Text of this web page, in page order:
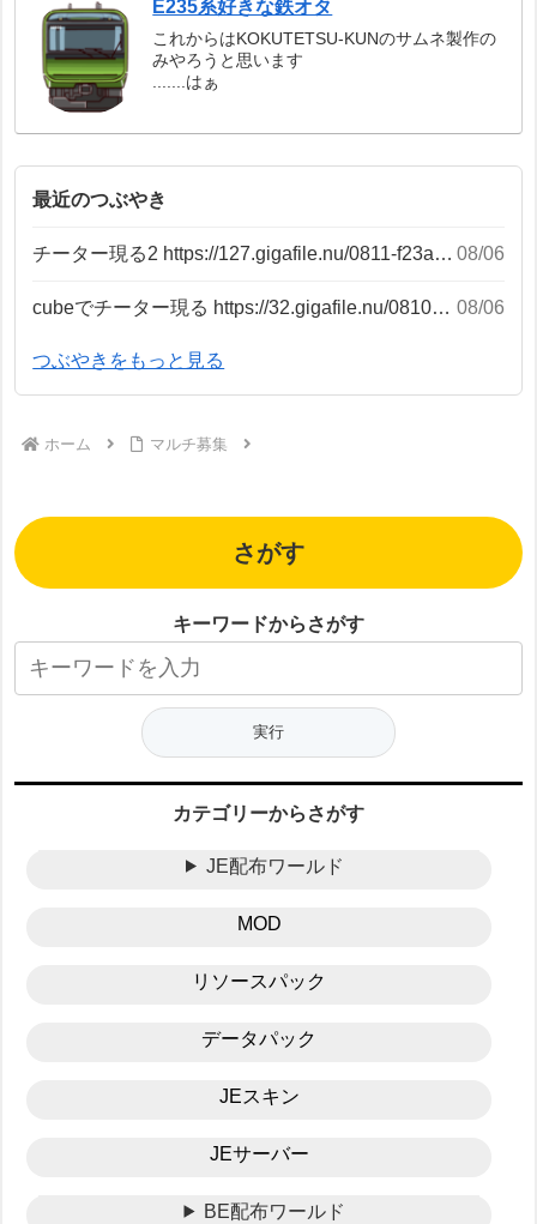
E235系好きな鉄オタ
これからはKOKUTETSU-KUNのサムネ製作の
みやろうと思います
.......はぁ
最近のつぶやき
チーター現る2 https://127.gigafile.nu/0811-f23a12f95df10c486c737923893fe3b8 動画内では写ってない... 08/06
cubeでチーター現る https://32.gigafile.nu/0810-9055f1327ace2a1b6f5905e159dec092 pass:cu... 08/06
つぶやきをもっと見る
ホーム マルチ募集
さがす
キーワードからさがす
カテゴリーからさがす
JE配布ワールド
MOD
リソースパック
データパック
JEスキン
JEサーバー
BE配布ワールド